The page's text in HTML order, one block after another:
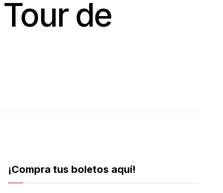
de
¡Compra tus boletos aquí!